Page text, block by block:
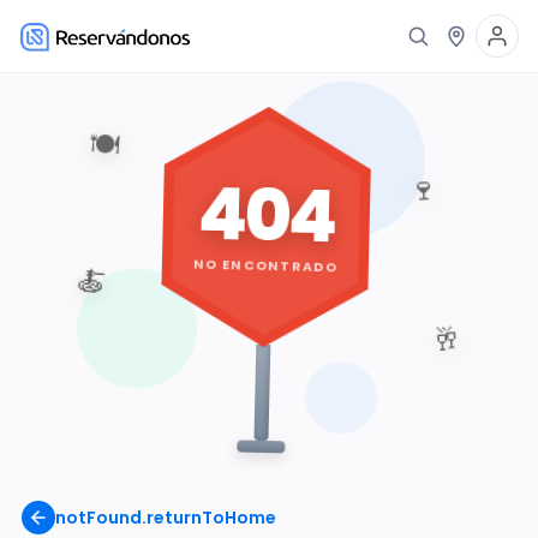
notFound.returnToHome
🍽️
🍷
🥂
🍝
404
NO ENCONTRADO